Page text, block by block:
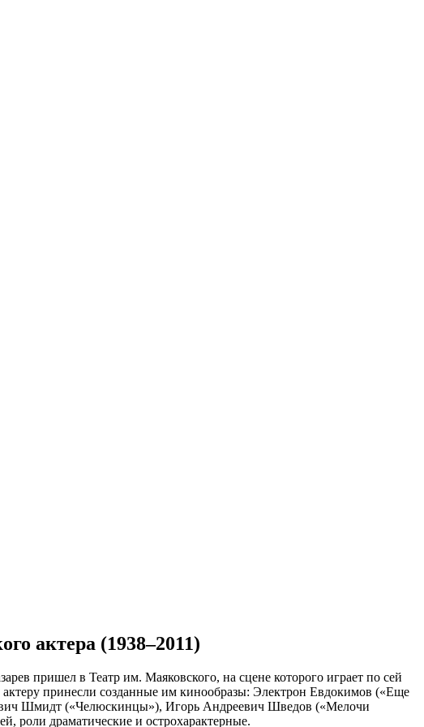
актера (1938–2011)
пришел в Театр им. Маяковского, на сцене которого играет по сей
принесли созданные им кинообразы: Электрон Евдокимов («Еще
Шмидт («Челюскинцы»), Игорь Андреевич Шведов («Мелочи
роли драматические и острохарактерные.